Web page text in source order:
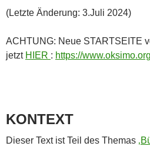
(Letzte Änderung: 3.Juli 2024)
ACHTUNG: Neue STARTSEITE
jetzt HIER : https://
KONTEXT
Dieser Text ist Teil des Themas